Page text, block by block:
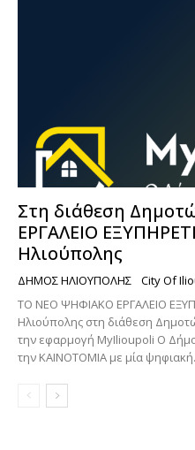
Στη διάθεση
ΕΡΓΑΛΕΙΟ
Ηλιούπολης
ΔΉΜΟΣ ΗΛΙΟΎΠΟΛΗΣ City Of
ΤΟ ΝΕΟ ΨΗΦΙΑΚΟ ΕΡΓΑΛΕΙΟ
Ηλιούπολης στη διάθεση
την εφαρμογή MyIlioupoli Ο Δήμος Ηλιούπολης δίνει ραντεβού με
την ΚΑΙΝΟΤΟΜΙΑ με μία